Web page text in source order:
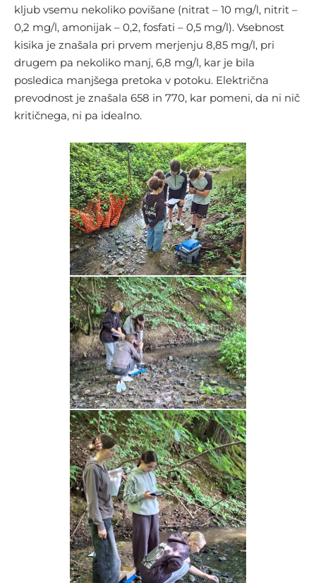
kljub vsemu nekoliko povišane (nitrat – 10 mg/l, nitrit –
0,2 mg/l, amonijak – 0,2, fosfati – 0,5 mg/l). Vsebnost
kisika je znašala pri prvem merjenju 8,85 mg/l, pri
drugem pa nekoliko manj, 6,8 mg/l, kar je bila
posledica manjšega pretoka v potoku. Električna
prevodnost je znašala 658 in 770, kar pomeni, da ni nič
kritičnega, ni pa idealno.